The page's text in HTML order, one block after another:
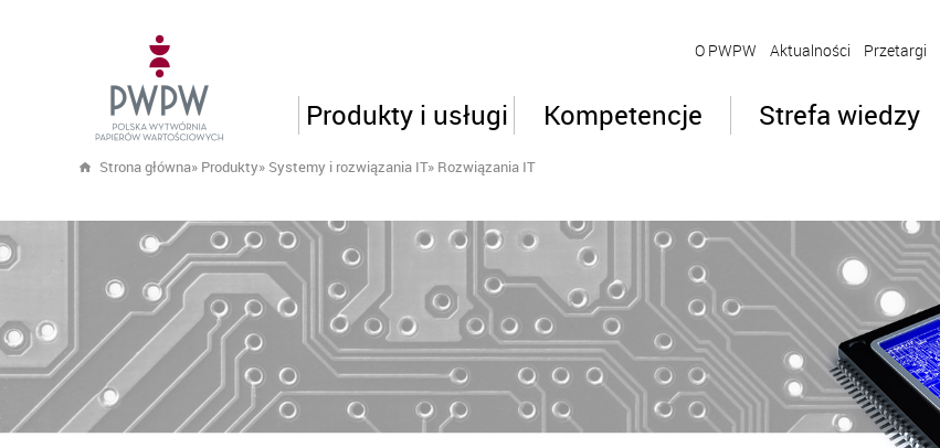
O PWPW Aktualności Przetargi
Produkty i usługi Kompetencje Strefa wiedzy
Strona główna» Produkty» Systemy i rozwiązania IT» Rozwiązania IT